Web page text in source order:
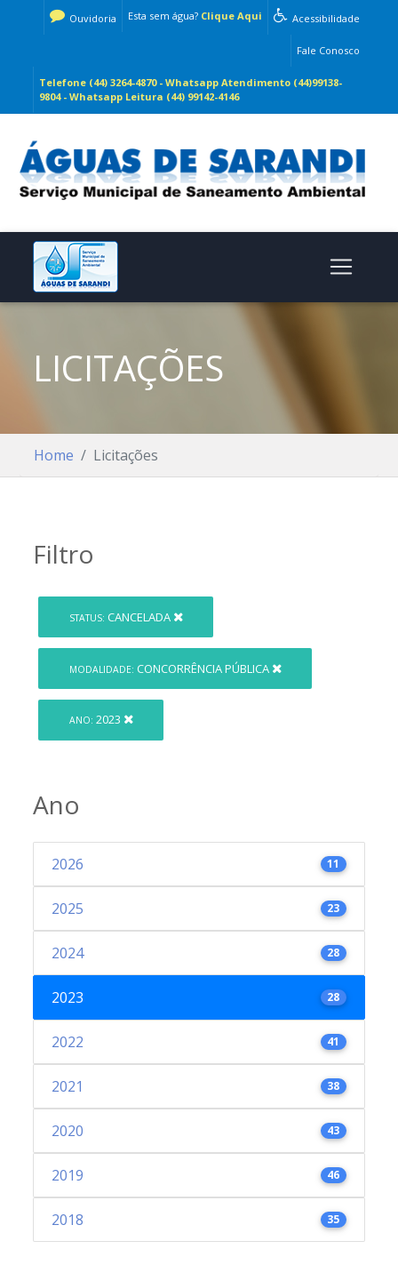
Acessibilidade
Esta sem água? Clique Aqui
Ouvidoria
Fale Conosco
Telefone (44) 3264-4870 - Whatsapp Atendimento (44)99138-
9804 - Whatsapp Leitura (44) 99142-4146
LICITAÇÕES
Home Licitações
Filtro
STATUS: CANCELADA
MODALIDADE: CONCORRÊNCIA PÚBLICA
ANO: 2023
Ano
2026 11
2025 23
2024 28
2023 28
2022 41
2021 38
2020 43
2019 46
2018 35